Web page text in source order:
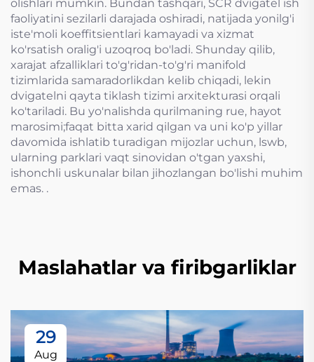
olishlari mumkin. Bundan tashqari, SCR dvigatel ish
faoliyatini sezilarli darajada oshiradi, natijada yonilg'i
iste'moli koeffitsientlari kamayadi va xizmat
ko'rsatish oralig'i uzoqroq bo'ladi. Shunday qilib,
xarajat afzalliklari to'g'ridan-to'g'ri manifold
tizimlarida samaradorlikdan kelib chiqadi, lekin
dvigatelni qayta tiklash tizimi arxitekturasi orqali
ko'tariladi. Bu yo'nalishda qurilmaning rue, hayot
marosimi;faqat bitta xarid qilgan va uni ko'p yillar
davomida ishlatib turadigan mijozlar uchun, lswb,
ularning parklari vaqt sinovidan o'tgan yaxshi,
ishonchli uskunalar bilan jihozlangan bo'lishi muhim
emas. .
Maslahatlar va firibgarliklar
29
Aug